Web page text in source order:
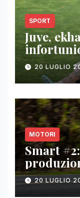
SPORT
Juve,
20 LUGLIO
MOTORI
Smart
del paris
20 LUGLIO